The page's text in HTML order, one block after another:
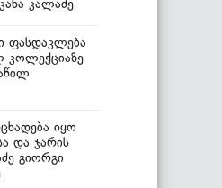
კალაძე
ფასდაკლება
კოლექციაზე
იყო
და ჯარის
გიორგი